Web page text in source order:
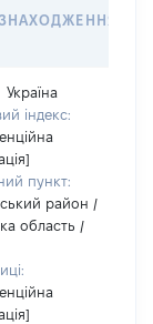
Україна
індекс:
пункт:
район /
область /